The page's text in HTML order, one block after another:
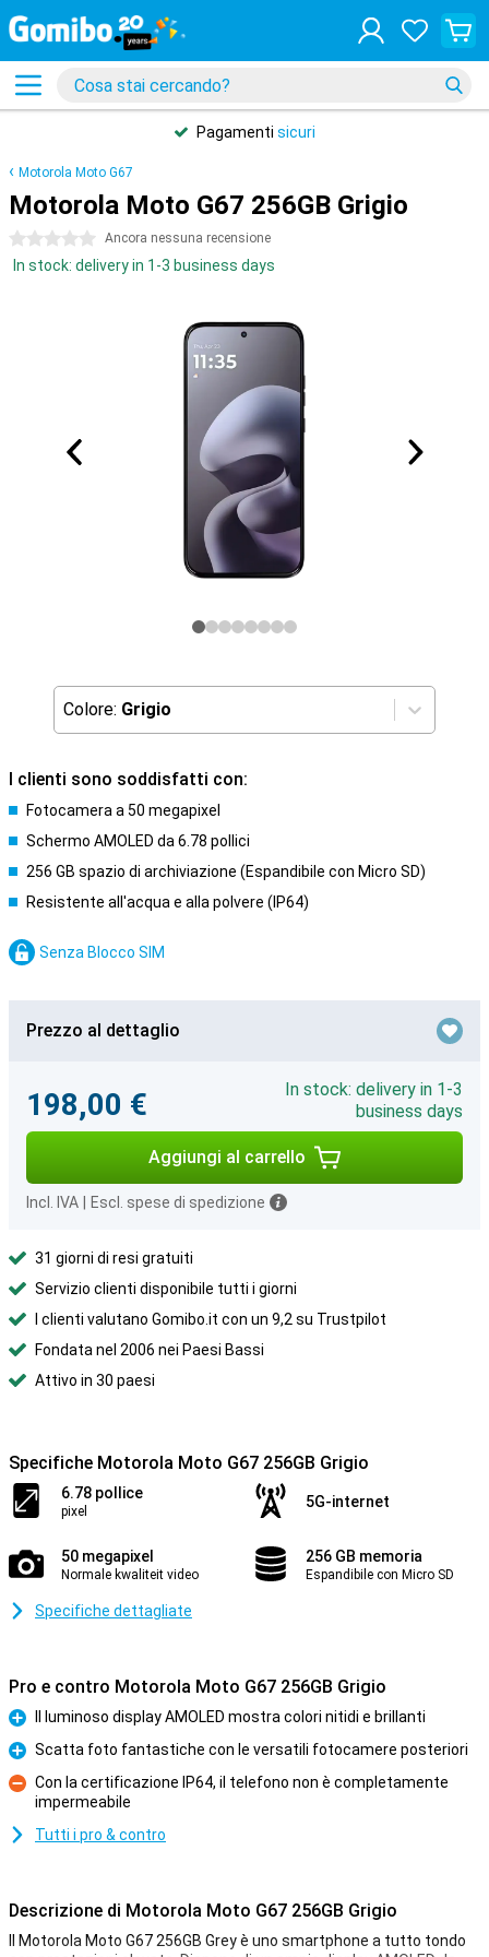
Pagamenti sicuri
Motorola Moto G67
Motorola Moto G67 256GB Grigio
0 stelle Ancora nessuna recensione
In stock: delivery in 1-3 business days
Colore: Grigio
I clienti sono soddisfatti con:
Fotocamera a 50 megapixel
Schermo AMOLED da 6.78 pollici
256 GB spazio di archiviazione (Espandibile con Micro SD)
Resistente all'acqua e alla polvere (IP64)
Senza Blocco SIM
Prezzo al dettaglio
198,00 €
In stock: delivery in 1-3
business days
Aggiungi al carrello
Incl. IVA Escl. spese di spedizione
31 giorni di resi gratuiti
Servizio clienti disponibile tutti i giorni
I clienti valutano Gomibo.it con un 9,2 su Trustpilot
Fondata nel 2006 nei Paesi Bassi
Attivo in 30 paesi
Specifiche Motorola Moto G67 256GB Grigio
6.78 pollice
pixel
5G-internet
50 megapixel
Normale kwaliteit video
256 GB memoria
Espandibile con Micro SD
Specifiche dettagliate
Pro e contro Motorola Moto G67 256GB Grigio
Pro
Il luminoso display AMOLED mostra colori nitidi e brillanti
Pro
Scatta foto fantastiche con le versatili fotocamere posteriori
Contro
Con la certificazione IP64, il telefono non è completamente
impermeabile
Tutti i pro & contro
Descrizione di Motorola Moto G67 256GB Grigio
Il Motorola Moto G67 256GB Grey è uno smartphone a tutto tondo